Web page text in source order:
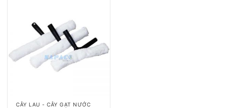
CÂY LAU - CÂY GẠT NƯỚC